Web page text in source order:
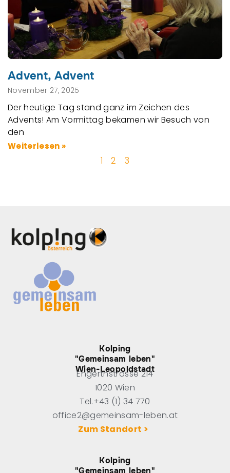
Advent, Advent
November 27, 2025
Der heutige Tag stand ganz im Zeichen des
Advents! Am Vormittag bekamen wir Besuch von
den
Weiterlesen »
1 2 3
Kolping
"Gemeinsam leben"
Wien-Leopoldstadt
Engerthstrasse 214
1020 Wien
Tel.+43 (1) 34 770
office2@gemeinsam-leben.at
Zum Standort >
Kolping
"Gemeinsam leben"